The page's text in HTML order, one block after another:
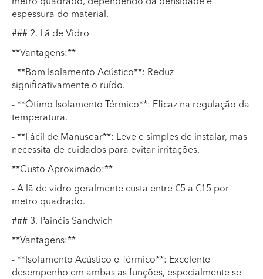
espessura do material.
### 2. Lã de Vidro
**Vantagens:**
- **Bom Isolamento Acústico**: Reduz
significativamente o ruído.
- **Ótimo Isolamento Térmico**: Eficaz na regulação da
temperatura.
- **Fácil de Manusear**: Leve e simples de instalar, mas
necessita de cuidados para evitar irritações.
**Custo Aproximado:**
- A lã de vidro geralmente custa entre €5 a €15 por
metro quadrado.
### 3. Painéis Sandwich
**Vantagens:**
- **Isolamento Acústico e Térmico**: Excelente
desempenho em ambas as funções, especialmente se